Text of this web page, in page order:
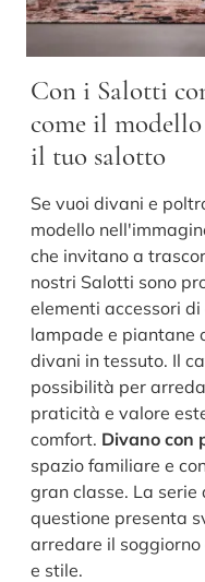
Con i Salotti
come il
il tuo salotto
Se vuoi divani e
modello
che invitano a
nostri Salotti sono
elementi accessori
lampade e piantane
divani in tessuto. Il
possibilità per
praticità e valore
comfort. Divano con
spazio familiare e
gran classe. La
questione presenta
arredare il
e stile.